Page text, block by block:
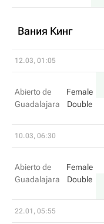
Вания Кинг
12.03, 01:05
Abierto de
Guadalajara
Female
Double
10.03, 06:30
Abierto de
Guadalajara
Female
Double
22.01, 05:55